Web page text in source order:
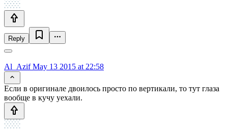
Reply
Al_AzifMay 13 2015 at 22:58
Если в оригинале двоилось просто по вертикали, то тут глаза
вообще в кучу уехали.